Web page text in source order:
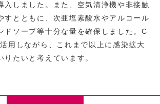
入しました。また、空気清浄機や非接触
すとともに、次亜塩素酸水やアルコール
ドソープ等十分な量を確保しました。C
用しながら、これまで以上に感染拡大
りたいと考えています。